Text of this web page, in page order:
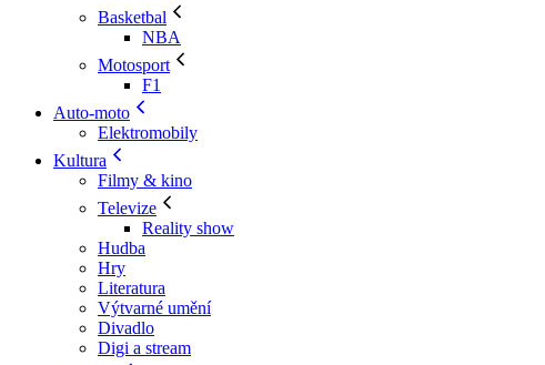
Basketbal
NBA
Motosport
F1
Auto-moto
Elektromobily
Kultura
Filmy & kino
Televize
Reality show
Hudba
Hry
Literatura
Výtvarné umění
Divadlo
Digi a stream